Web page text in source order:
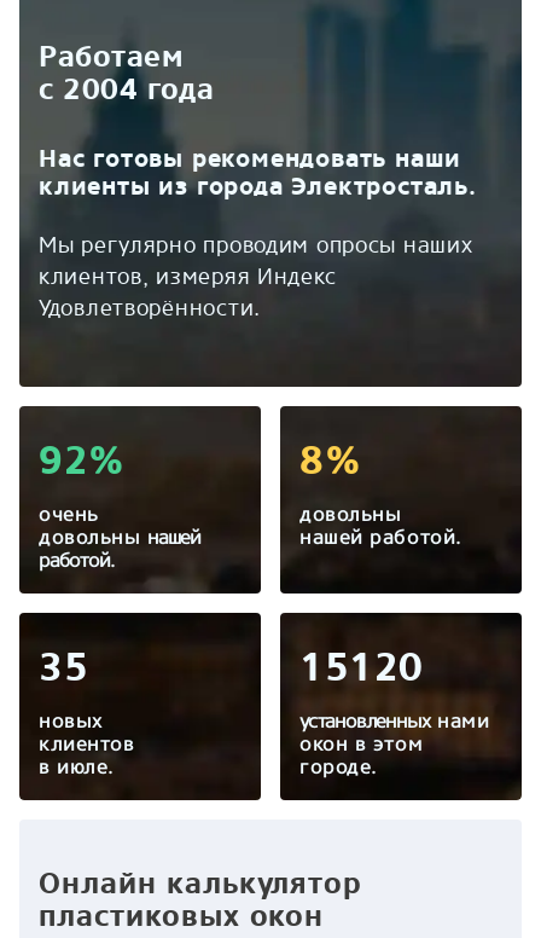
Работаем
с 2004 года
Нас готовы рекомендовать наши
клиенты из города Электросталь.
Мы регулярно проводим опросы наших
клиентов, измеряя Индекс
Удовлетворённости.
15120
установленныхнами
окон в этом
городе.
35
новых
клиентов
в июле.
92%
очень
довольны нашей
работой.
8%
довольны
нашей работой.
Онлайн калькулятор
пластиковых окон